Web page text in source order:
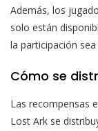
Además, los
solo están
la participación
Cómo se
Las recompensas
Lost Ark se